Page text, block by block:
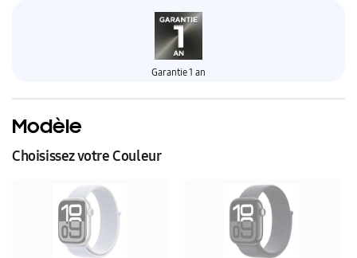
Garantie 1 an
Modèle
Choisissez votre Couleur